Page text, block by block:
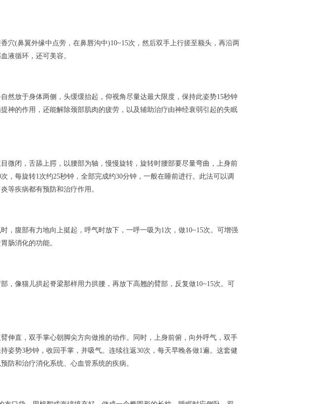
穴(鼻翼外缘中点旁，在鼻唇沟中)10~15次，然后双手上行搓至额头，再沿两
液循环，还可美容。
然放于身体两侧，头缓缓抬起，仰视角尽量达最大限度，保持此姿势15秒钟
神的作用，还能解除颈部肌肉的疲劳，以及辅助治疗由神经衰弱引起的失眠
微闭，舌舔上腭，以腰部为轴，慢慢旋转，旋转时腰部要尽量弯曲，上身前
，每旋转1次约25秒钟，全部完成约30分钟，一般在睡前进行。此法可以调
等疾病都有预防和治疗作用。
，腹部有力地向上挺起，呼气时放下，一呼一吸为1次，做10~15次。可增强
肠消化的功能。
，像猫儿拱起脊梁那样用力拱腰，再放下高翘的臂部，反复做10~15次。可
伸直，双手掌心朝脚尖方向做推的动作。同时，上身前俯，向外呼气，双手
姿势3秒钟，收回手掌，并吸气。连续往返30次，每天早晚各做1遍。这套健
防和治疗消化系统、心血管系统的疾病。